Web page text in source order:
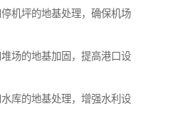
机坪的地基处理，确保机场
场的地基加固，提高港口设
库的地基处理，增强水利设